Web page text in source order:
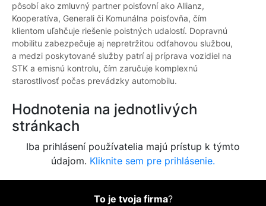
pôsobí ako zmluvný partner poisťovní ako Allianz,
Kooperatíva, Generali či Komunálna poisťovňa, čím
klientom uľahčuje riešenie poistných udalostí. Dopravnú
mobilitu zabezpečuje aj nepretržitou odťahovou službou,
a medzi poskytované služby patrí aj príprava vozidiel na
STK a emisnú kontrolu, čím zaručuje komplexnú
starostlivosť počas prevádzky automobilu.
Hodnotenia na jednotlivých
stránkach
Iba prihlásení používatelia majú prístup k týmto
údajom. Kliknite sem pre prihlásenie.
To je tvoja firma?